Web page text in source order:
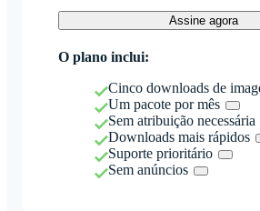
Assine agora
O plano inclui:
Cinco downloads de
Um pacote por mês
Sem atribuição necessária
Downloads mais rápidos
Suporte prioritário
Sem anúncios